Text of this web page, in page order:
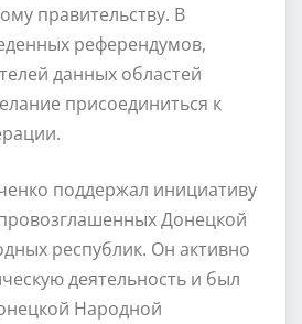
правительству. В
референдумов,
данных областей
присоединиться к
поддержал инициативу
Донецкой
республик. Он активно
деятельность и был
Народной